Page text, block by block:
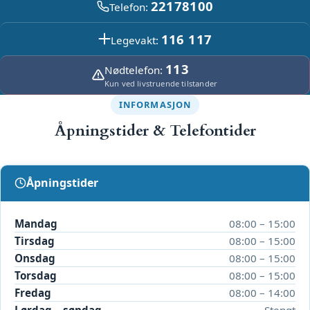
Telefon: 22178100
Legevakt: 116 117
Nødtelefon: 113
Kun ved livstruende tilstander
INFORMASJON
Åpningstider & Telefontider
Åpningstider
Mandag
08:00 – 15:00
Tirsdag
08:00 – 15:00
Onsdag
08:00 – 15:00
Torsdag
08:00 – 15:00
Fredag
08:00 – 14:00